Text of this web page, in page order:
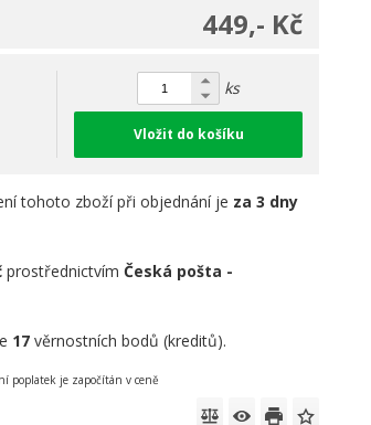
449,- Kč
ks
Vložit do košíku
tohoto zboží při objednání je za 3 dny
prostřednictvímČeská pošta -
17 věrnostních bodů (kreditů).
poplatek je započítán v ceně